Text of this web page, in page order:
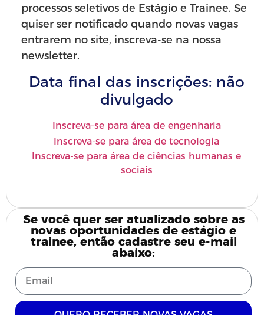
processos seletivos de Estágio e Trainee. Se
quiser ser notificado quando novas vagas
entrarem no site, inscreva-se na nossa
newsletter.
Data final das inscrições:não
divulgado
Inscreva-se para área de engenharia
Inscreva-se para área de tecnologia
Inscreva-se para área de ciências humanas e
sociais
Se você quer ser atualizado sobre as
novas oportunidades de estágio e
trainee, então cadastre seu e-mail
abaixo: